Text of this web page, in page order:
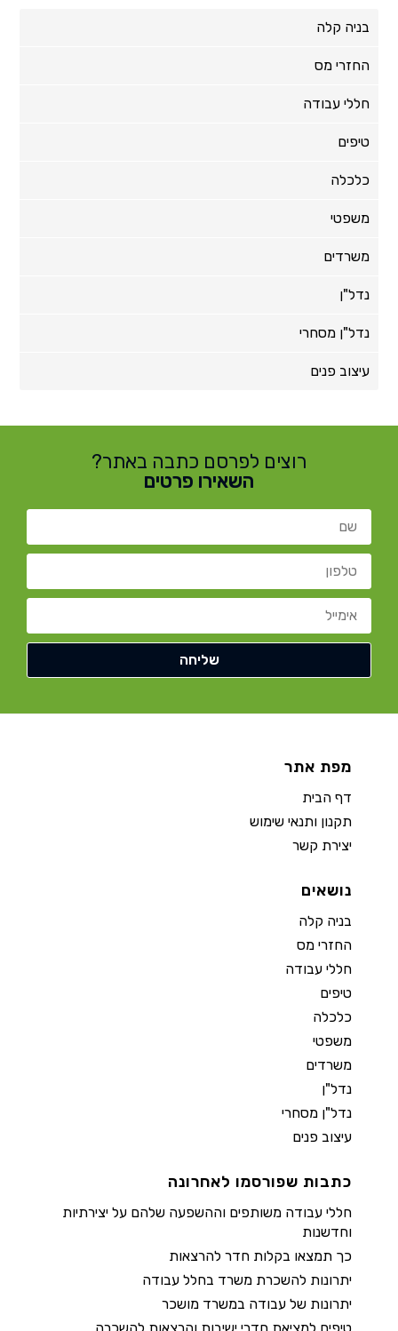
בניה קלה
החזרי מס
חללי עבודה
טיפים
כלכלה
משפטי
משרדים
נדל"ן
נדל"ן מסחרי
עיצוב פנים
רוצים לפרסם כתבה באתר?
השאירו פרטים
מפת אתר
דף הבית
תקנון ותנאי שימוש
יצירת קשר
נושאים
בניה קלה
החזרי מס
חללי עבודה
טיפים
כלכלה
משפטי
משרדים
נדל"ן
נדל"ן מסחרי
עיצוב פנים
כתבות שפורסמו לאחרונה
חללי עבודה משותפים וההשפעה שלהם על יצירתיות
וחדשנות
כך תמצאו בקלות חדר להרצאות
יתרונות להשכרת משרד בחלל עבודה
יתרונות של עבודה במשרד מושכר